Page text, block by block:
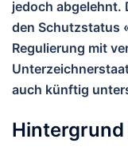
jedoch abgelehnt.
den Schutzstatus
Regulierung mit
auch künftig